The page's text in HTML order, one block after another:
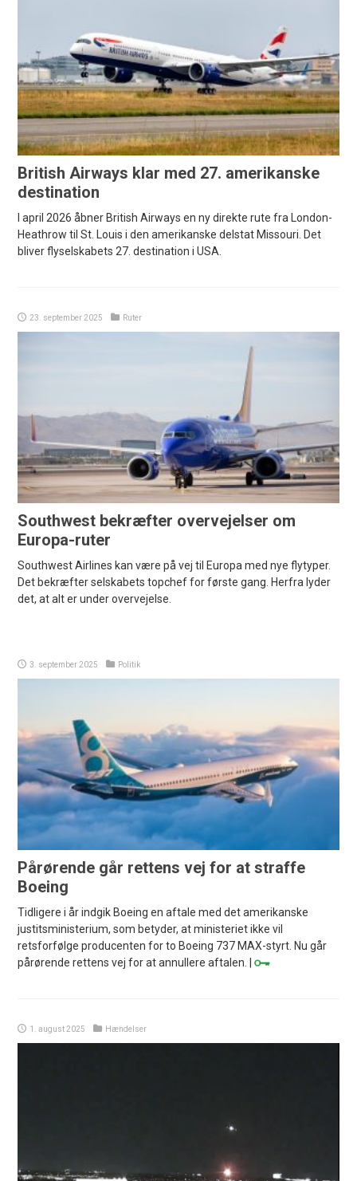
British Airways klar med 27. amerikanske
destination
I april 2026 åbner British Airways en ny direkte rute fra London-
Heathrow til St. Louis i den amerikanske delstat Missouri. Det
bliver flyselskabets 27. destination i USA.
23. september 2025 Ruter
Southwest bekræfter overvejelser om
Europa-ruter
Southwest Airlines kan være på vej til Europa med nye flytyper.
Det bekræfter selskabets topchef for første gang. Herfra lyder
det, at alt er under overvejelse.
3. september 2025 Politik
Pårørende går rettens vej for at straffe
Boeing
Tidligere i år indgik Boeing en aftale med det amerikanske
justitsministerium, som betyder, at ministeriet ikke vil
retsforfølge producenten for to Boeing 737 MAX-styrt. Nu går
pårørende rettens vej for at annullere aftalen. |
1. august 2025 Hændelser